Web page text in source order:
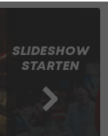
SLIDESHOW
STARTEN